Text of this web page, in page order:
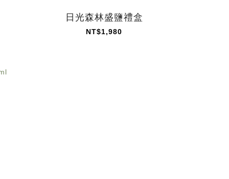
日光森林盛鹽禮盒
NT$1,980